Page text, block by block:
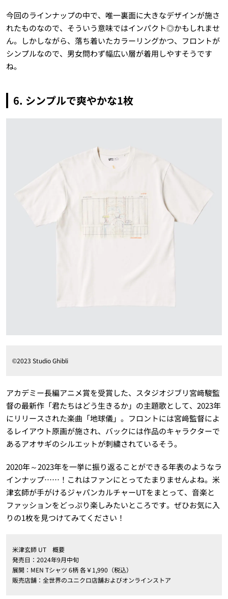
今回のラインナップの中で、唯一裏面に大きなデザインが施さ
れたものなので、そういう意味ではインパクト◎かもしれませ
ん。しかしながら、落ち着いたカラーリングかつ、フロントが
シンプルなので、男女問わず幅広い層が着用しやすそうです
ね。
6. シンプルで爽やかな1枚
©2023 Studio Ghibli
アカデミー長編アニメ賞を受賞した、スタジオジブリ宮﨑駿監
督の最新作「君たちはどう生きるか」の主題歌として、2023年
にリリースされた楽曲「地球儀」。フロントには宮﨑監督によ
るレイアウト原画が施され、バックには作品のキャラクターで
あるアオサギのシルエットが刺繍されているそう。
2020年～2023年を一挙に振り返ることができる年表のようなラ
インナップ……！これはファンにとってたまりませんよね。米
津玄師が手がけるジャパンカルチャーUTをまとって、音楽と
ファッションをどっぷり楽しみたいところです。ぜひお気に入
りの1枚を見つけてみてください！
米津玄師 UT 概要
発売日：2024年9月中旬
展開：MEN Tシャツ 6柄 各￥1,990（税込）
販売店舗：全世界のユニクロ店舗およびオンラインストア